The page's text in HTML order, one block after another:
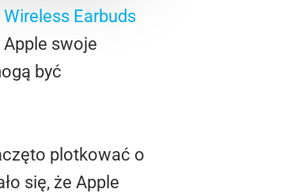
Earbuds
swoje
być
plotkować o
się, że Apple